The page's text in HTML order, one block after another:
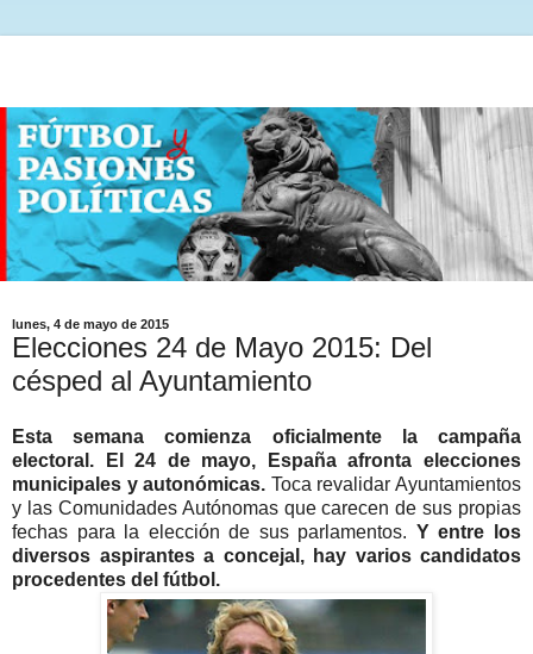
lunes, 4 de mayo de 2015
Elecciones 24 de Mayo 2015: Del
césped al Ayuntamiento
Esta semana comienza oficialmente la campaña
electoral. El 24 de mayo, España afronta elecciones
municipales y autonómicas. Toca revalidar Ayuntamientos
y las Comunidades Autónomas que carecen de sus propias
fechas para la elección de sus parlamentos. Y entre los
diversos aspirantes a concejal, hay varios candidatos
procedentes del fútbol.